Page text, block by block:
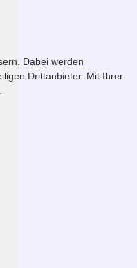
Dabei werden
Drittanbieter. Mit Ihrer